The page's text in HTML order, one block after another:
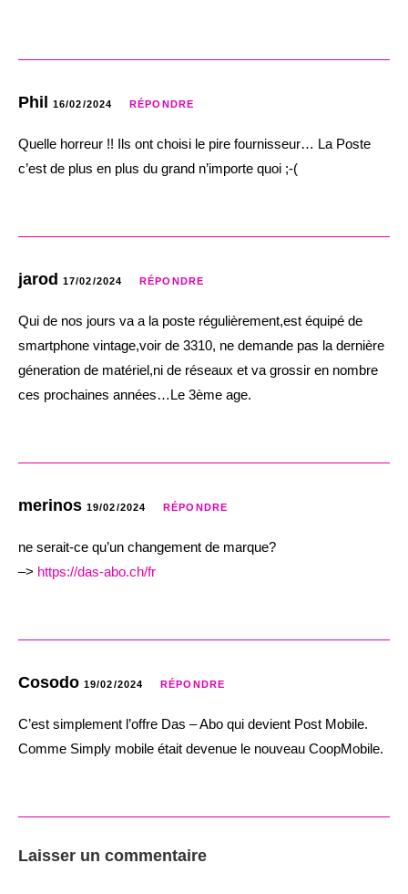
Phil 16/02/2024 RÉPONDRE
Quelle horreur !! Ils ont choisi le pire fournisseur… La Poste
c’est de plus en plus du grand n’importe quoi ;-(
jarod 17/02/2024 RÉPONDRE
Qui de nos jours va a la poste régulièrement,est équipé de
smartphone vintage,voir de 3310, ne demande pas la dernière
géneration de matériel,ni de réseaux et va grossir en nombre
ces prochaines années…Le 3ème age.
merinos 19/02/2024 RÉPONDRE
ne serait-ce qu’un changement de marque?
–> https://das-abo.ch/fr
Cosodo 19/02/2024 RÉPONDRE
C’est simplement l’offre Das – Abo qui devient Post Mobile.
Comme Simply mobile était devenue le nouveau CoopMobile.
Laisser un commentaire